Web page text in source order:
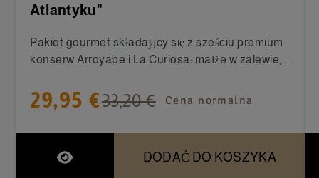
Atlantyku"
Pakiet gourmet składający się z sześciu premium
konserw Arroyabe i La Curiosa: małże w zalewie,...
29,95 €33,20 € Cena normalna
DODAĆ DO KOSZYKA